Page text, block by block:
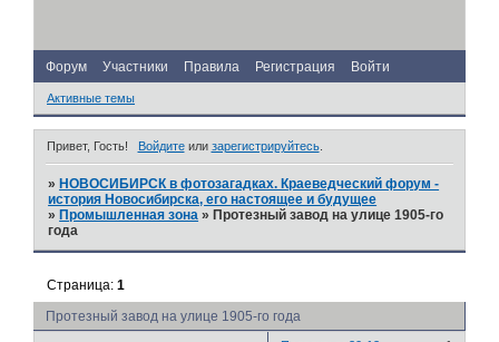
Форум Участники Правила Регистрация Войти
Активные темы
Привет, Гость! Войдитеили зарегистрируйтесь.
» НОВОСИБИРСК в фотозагадках. Краеведческий форум -
история Новосибирска, его настоящее и будущее
» Промышленная зона » Протезный завод на улице 1905-го
года
Протезный завод на улице 1905-го года
Страница:1